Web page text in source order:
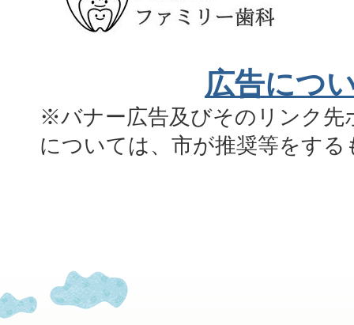
広告につ
※バナー広告及びそのリンク先
については、市が推奨等をす